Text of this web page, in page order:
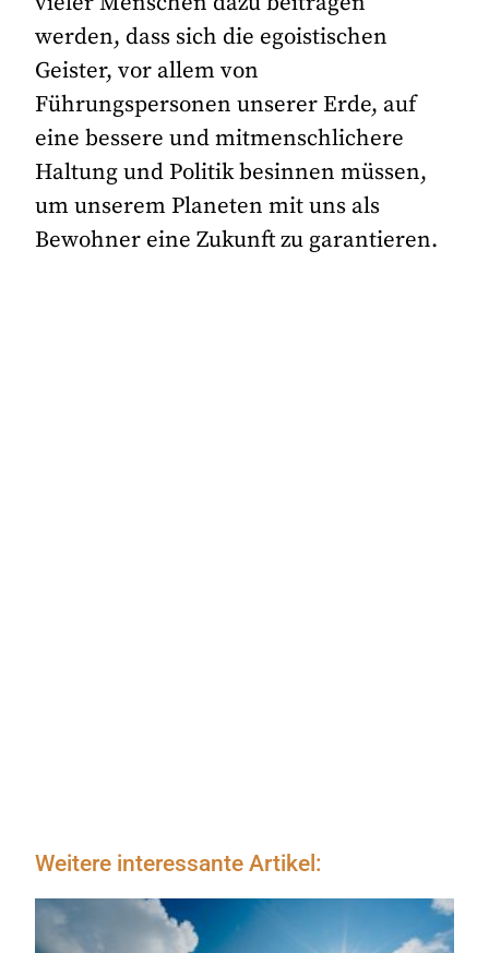
werden, dass sich die egoistischen
Geister, vor allem von
Führungspersonen unserer Erde, auf
eine bessere und mitmenschlichere
Haltung und Politik besinnen müssen,
um unserem Planeten mit uns als
Bewohner eine Zukunft zu garantieren.
Weitere interessante Artikel: